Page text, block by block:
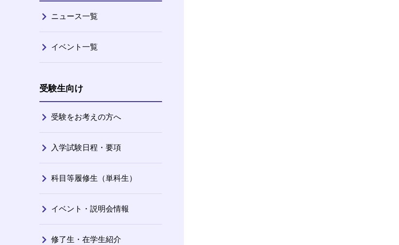
ニュース一覧
イベント一覧
受験生向け
受験をお考えの方へ
入学試験日程・要項
科目等履修生（単科生）
イベント・説明会情報
修了生・在学生紹介